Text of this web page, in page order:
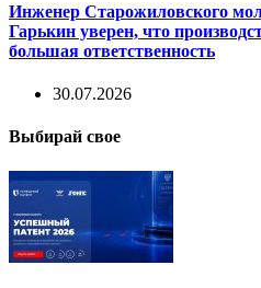
Инженер Старожиловского
Гарькин уверен, что
большая ответственность
30.07.2026
Выбирай свое